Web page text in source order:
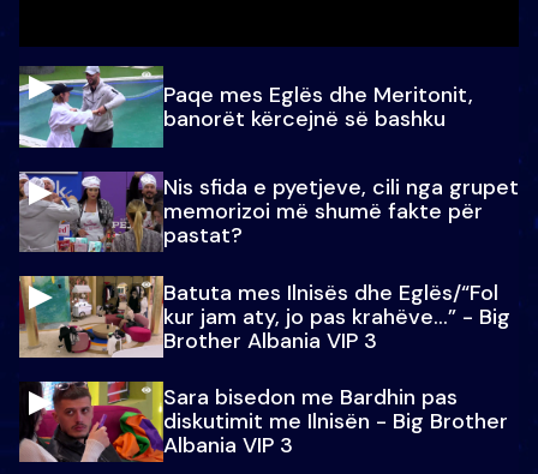
Paqe mes Eglës dhe Meritonit,
banorët kërcejnë së bashku
Nis sfida e pyetjeve, cili nga grupet
memorizoi më shumë fakte për
pastat?
Batuta mes Ilnisës dhe Eglës/“Fol
kur jam aty, jo pas krahëve…” - Big
Brother Albania VIP 3
Sara bisedon me Bardhin pas
diskutimit me Ilnisën - Big Brother
Albania VIP 3